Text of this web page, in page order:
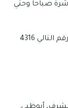
صباحا وحتي
لمزيد من المعلومات يرجي الاتصال على الرقم التالي 4316